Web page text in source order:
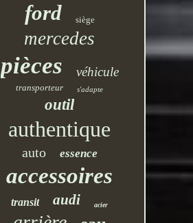
ford siège
mercedes
pièces véhicule
transporteur s'adapte
outil
authentique
auto essence
accessoires
transit audi acier